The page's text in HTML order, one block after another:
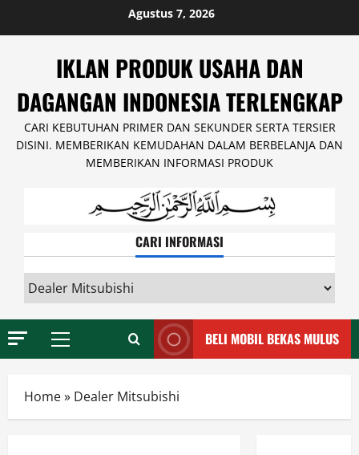
Agustus 7, 2026
IKLAN PRODUK USAHA DAN
DAGANGAN INDONESIA TERLENGKAP
CARI KEBUTUHAN PRIMER DAN SEKUNDER SERTA TERSIER
DISINI. MEMBERIKAN KEMUDAHAN DALAM BERBELANJA DAN
MEMBERIKAN INFORMASI PRODUK
CARI INFORMASI
INFORMASI
Primary
BELI MOBIL BEKAS MULUS
Home» Dealer Mitsubishi